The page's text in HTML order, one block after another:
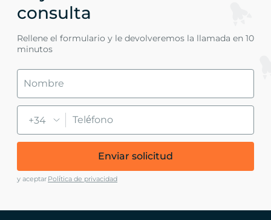
consulta
Rellene el formulario y le devolveremos la llamada en 10
minutos
+34
Enviar solicitud
y aceptar Política de privacidad